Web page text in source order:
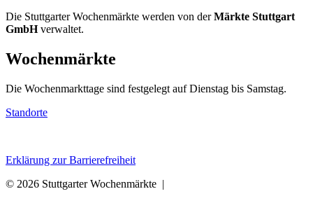
Die Stuttgarter Wochenmärkte werden von derMärkte Stuttgart
GmbHverwaltet.
Wochenmärkte
Die Wochenmarkttage sind festgelegt auf Dienstag bis Samstag.
Standorte
Erklärung zur Barrierefreiheit
© 2026 Stuttgarter Wochenmärkte |